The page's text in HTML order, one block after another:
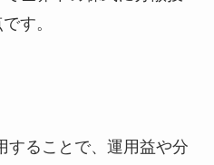
す。
することで、運用益や分